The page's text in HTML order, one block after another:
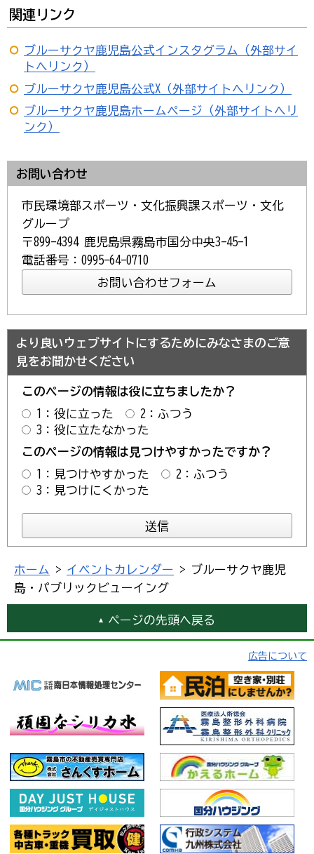
関連リンク
ブルーサクヤ鹿児島公式インスタグラム（外部サイ
トへリンク）
ブルーサクヤ鹿児島公式X（外部サイトへリンク）
ブルーサクヤ鹿児島ホームページ（外部サイトへリ
ンク）
お問い合わせ
市民環境部スポーツ・文化振興課スポーツ・文化
グループ
〒899-4394 鹿児島県霧島市国分中央3-45-1
電話番号：0995-64-0710
より良いウェブサイトにするためにみなさまのご意
見をお聞かせください
このページの情報は役に立ちましたか？
1：役に立った
2：ふつう
3：役に立たなかった
このページの情報は見つけやすかったですか？
1：見つけやすかった
2：ふつう
3：見つけにくかった
ホーム > イベントカレンダー > ブルーサクヤ鹿児
島・パブリックビューイング
ページの先頭へ戻る
広告について